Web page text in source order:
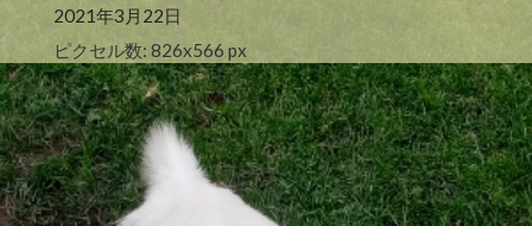
2021年3月22日
ピクセル数: 826x566 px